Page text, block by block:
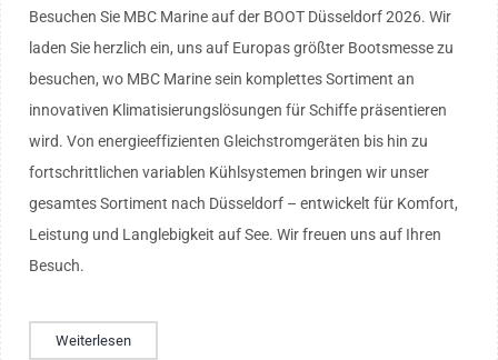
Besuchen Sie MBC Marine auf der BOOT Düsseldorf 2026. Wir
laden Sie herzlich ein, uns auf Europas größter Bootsmesse zu
besuchen, wo MBC Marine sein komplettes Sortiment an
innovativen Klimatisierungslösungen für Schiffe präsentieren
wird. Von energieeffizienten Gleichstromgeräten bis hin zu
fortschrittlichen variablen Kühlsystemen bringen wir unser
gesamtes Sortiment nach Düsseldorf – entwickelt für Komfort,
Leistung und Langlebigkeit auf See. Wir freuen uns auf Ihren
Besuch.
Weiterlesen